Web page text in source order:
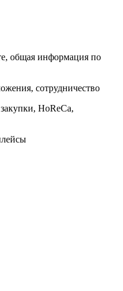
общая информация по
сотрудничество
HoReCa,